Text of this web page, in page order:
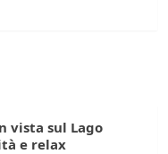
vista sul Lago
e relax